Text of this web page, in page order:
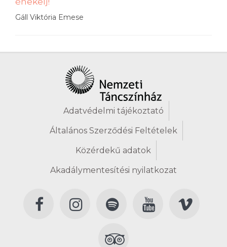
Gáll Viktória Emese
Adatvédelmi tájékoztató
Általános Szerződési Feltételek
Közérdekű adatok
Akadálymentesítési nyilatkozat